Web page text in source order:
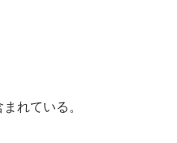
れている。